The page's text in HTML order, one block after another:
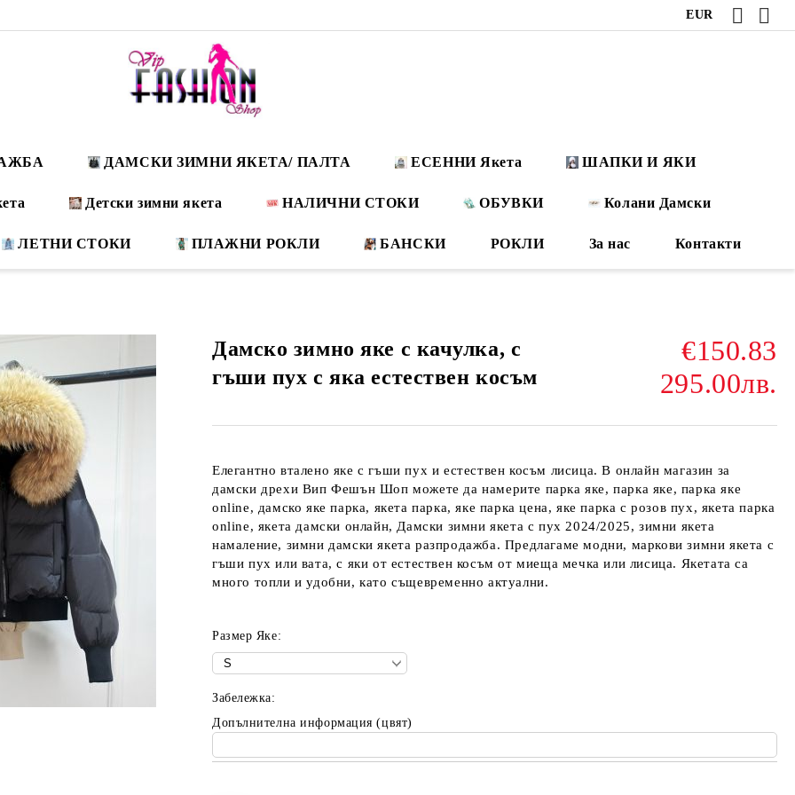
EUR
ДАМСКИ ЗИМНИ ЯКЕТА/ ПАЛТА ЕСЕННИ Якета ШАПКИ И ЯКИ
Детски зимни якета НАЛИЧНИ СТОКИ ОБУВКИ Колани Дамски
ЛЕТНИ СТОКИ ПЛАЖНИ РОКЛИ БАНСКИ РОКЛИ За нас Контакти
Дамско зимно яке с качулка, с
гъши пух с яка естествен косъм
€150.83
295.00лв.
Елегантно вталено яке с гъши пух и естествен косъм лисица. В онлайн магазин за
дамски дрехи Вип Фешън Шоп можете да намерите парка яке, парка яке, парка яке
online, дамско яке парка, якета парка, яке парка цена, яке парка с розов пух, якета парка
online, якета дамски онлайн, Дамски зимни якета с пух 2024/2025, зимни якета
намаление, зимни дамски якета разпродажба. Предлагаме модни, маркови зимни якета с
гъши пух или вата, с яки от естествен косъм от миеща мечка или лисица. Якетата са
много топли и удобни, като същевременно актуални.
Размер Яке:
Забележка:
Допълнителна информация (цвят)